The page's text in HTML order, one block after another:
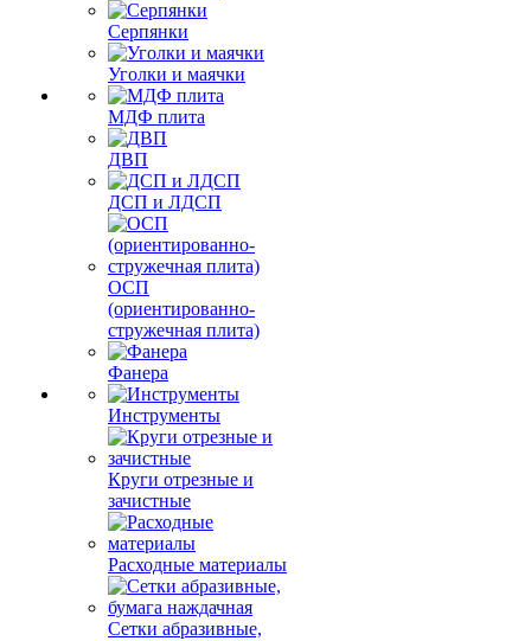
Серпянки
Уголки и маячки
МДФ плита
ДВП
ДСП и ЛДСП
ОСП
(ориентированно-
стружечная плита)
Фанера
Инструменты
Круги отрезные и
зачистные
Расходные материалы
Сетки абразивные,